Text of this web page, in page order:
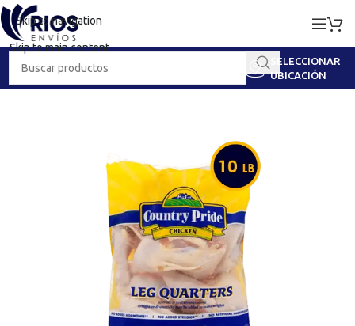
Skip to navigation
Skip to main content
SELECCIONAR
UBICACIÓN